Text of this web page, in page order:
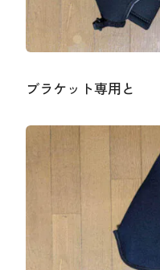
ブラケット専用と